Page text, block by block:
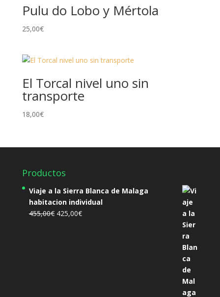
Pulu do Lobo y Mértola
25,00€
El Torcal nivel uno sin
transporte
18,00€
Productos
Viaje a la Sierra Blanca de Malaga
habitacion individual
455,00€ El
425,00€El